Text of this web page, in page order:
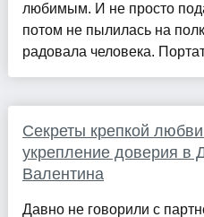
любимым. И не просто
потом не пылилась на
радовала человека.
Секреты крепкой
укрепление доверия в
Валентина
Давно не говорили с